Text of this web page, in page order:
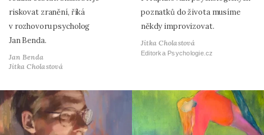
riskovat zranění, říká
v rozhovoru psycholog
Jan Benda.
Jan Benda
Jitka Cholastová
poznatků do života musíme
někdy improvizovat.
Jitka Cholastová
Editorka Psychologie.cz